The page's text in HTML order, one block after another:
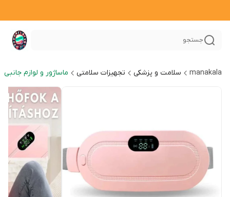
جستجو
manakala سلامت و پزشکی تجهیزات سلامتی ماساژور و لوازم جانبی